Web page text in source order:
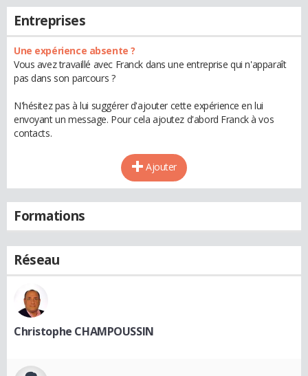
Entreprises
Une expérience absente ?
Vous avez travaillé avec Franck dans une entreprise qui n'apparaît
pas dans son parcours ?
N'hésitez pas à lui suggérer d'ajouter cette expérience en lui
envoyant un message. Pour cela ajoutez d'abord Franck à vos
contacts.
Ajouter
Formations
Réseau
Christophe CHAMPOUSSIN